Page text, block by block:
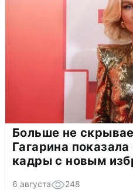
Больше не
Гагарина
кадры с новым
6 августа 248